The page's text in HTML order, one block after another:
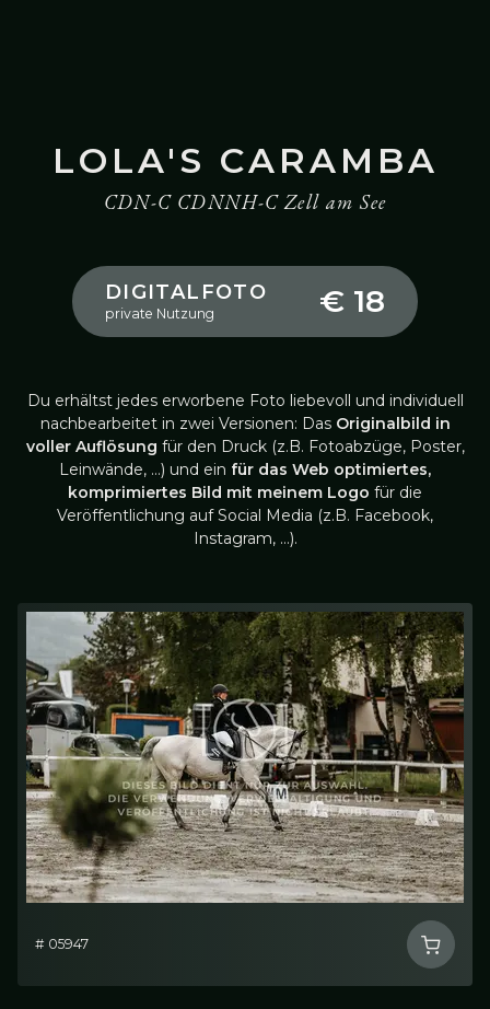
LOLA'S CARAMBA
CDN-C CDNNH-C Zell am See
DIGITALFOTO
private Nutzung € 18
Du erhältst jedes erworbene Foto liebevoll und individuell
nachbearbeitet in zwei Versionen: Das Originalbild in
voller Auflösung für den Druck (z.B. Fotoabzüge, Poster,
Leinwände, …) und ein für das Web optimiertes,
komprimiertes Bild mit meinem Logo für die
Veröffentlichung auf Social Media (z.B. Facebook,
Instagram, …).
# 05947